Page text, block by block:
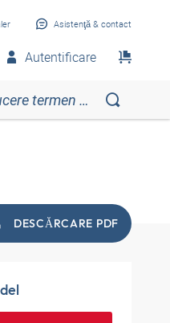
Asistenţă & contact
Autentificare
DESCĂRCARE PDF